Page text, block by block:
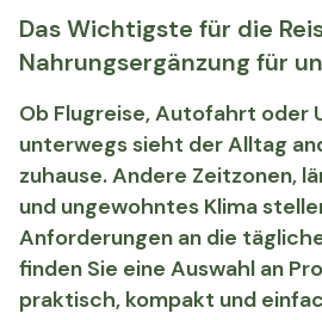
Das Wichtigste für die
Nahrungsergänzung für
Ob Flugreise, Autofahrt oder
unterwegs sieht der Alltag
zuhause. Andere Zeitzonen,
und ungewohntes Klima
Anforderungen an die
finden Sie eine Auswahl an
praktisch, kompakt und